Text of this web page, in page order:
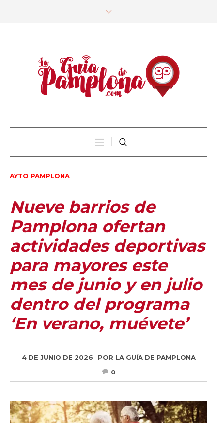
AYTO PAMPLONA
Nueve barrios de
Pamplona ofertan
actividades deportivas
para mayores este
mes de junio y en julio
dentro del programa
‘En verano, muévete’
4 DE JUNIO DE 2026 POR LA GUÍA DE PAMPLONA
0